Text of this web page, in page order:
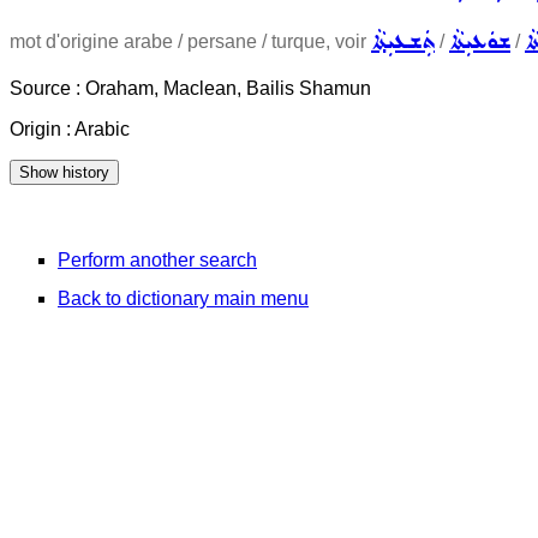
mot d'origine arabe / persane / turque, voir ܬܲܫܥܝܼܬ݂ܵܐ /ܫܘܿܥܝܼܬܵܐ /
Source : Oraham, Maclean, Bailis Shamun
Origin : Arabic
Perform another search
Back to dictionary main menu